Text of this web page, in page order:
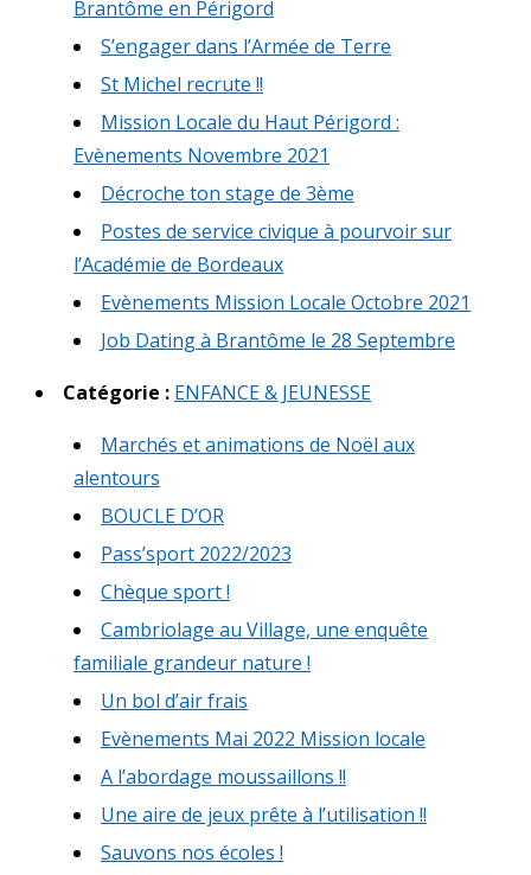
Brantôme en Périgord
S’engager dans l’Armée de Terre
St Michel recrute !!
Mission Locale du Haut Périgord :
Evènements Novembre 2021
Décroche ton stage de 3ème
Postes de service civique à pourvoir sur
l’Académie de Bordeaux
Evènements Mission Locale Octobre 2021
Job Dating à Brantôme le 28 Septembre
Catégorie : ENFANCE & JEUNESSE
Marchés et animations de Noël aux
alentours
BOUCLE D’OR
Pass’sport 2022/2023
Chèque sport !
Cambriolage au Village, une enquête
familiale grandeur nature !
Un bol d’air frais
Evènements Mai 2022 Mission locale
A l’abordage moussaillons !!
Une aire de jeux prête à l’utilisation !!
Sauvons nos écoles !